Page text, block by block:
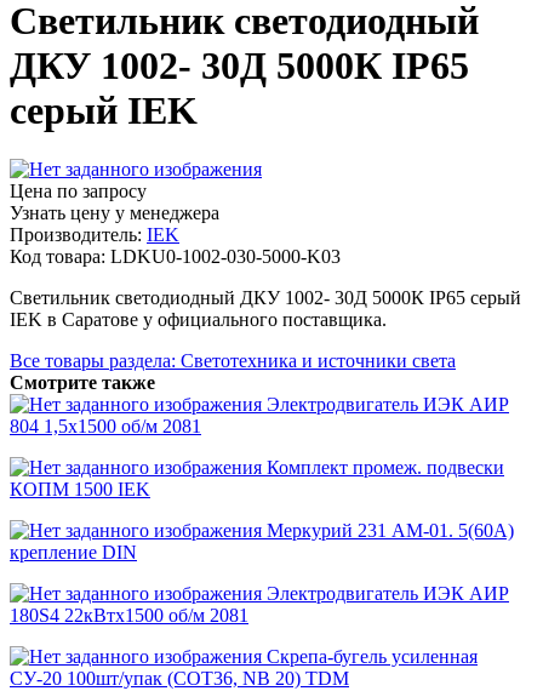
Светильник светодиодный
ДКУ 1002- 30Д 5000К IP65
серый IEK
Цена по запросу
Узнать цену у менеджера
Производитель: IEK
Код товара: LDKU0-1002-030-5000-K03
Светильник светодиодный ДКУ 1002- 30Д 5000К IP65 серый
IEK в Саратове у официального поставщика.
Все товары раздела: Светотехника и источники света
Смотрите также
Электродвигатель ИЭК АИР
804 1,5x1500 об/м 2081
Комплект промеж. подвески
КОПМ 1500 IEK
Меркурий 231 АМ-01. 5(60А)
крепление DIN
Электродвигатель ИЭК АИР
180S4 22кВтx1500 об/м 2081
Скрепа-бугель усиленная
СУ-20 100шт/упак (COT36, NB 20) TDM